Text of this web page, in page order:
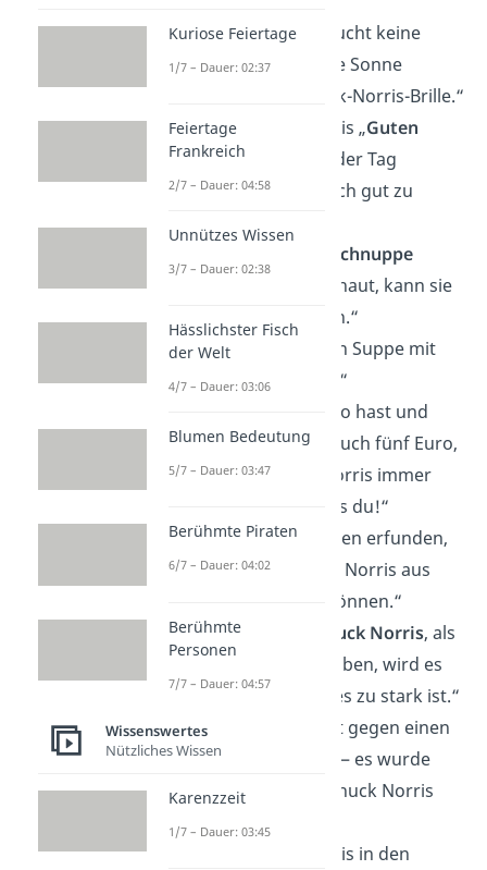
„Chuck Norris braucht keine
Sonnenbrille
— die Sonne
braucht eine Chuck-Norris-Brille.“
„Wenn Chuck Norris „Guten
Morgen
“ sagt, ist der Tag
gezwungen, wirklich gut zu
Sternschnuppe
Chuck Norris anschaut, kann sie
sich was wünschen.“
„Chuck Norris kann Suppe mit
einerGabel
essen.“
„Wenn du fünf Euro hast und
Chuck Norris hat auch fünf Euro,
dann hat Chuck Norris immer
als du!“
„DieStraßenwurden erfunden,
damit Leute Chuck Norris aus
gehen können.“
„Versucht man
Chuck Norris, als
Passwort zu schreiben, wird es
abgelehnt — weil es zu stark ist.“
„Ein
hat gegen einen
Bären gewonnen — es wurde
eine Stunde
von Chuck Norris
trainiert.“
„Wenn Chuck Norris in den
Kuriose Feiertage
1/7 – Dauer: 02:37
Feiertage
Frankreich
2/7 – Dauer: 04:58
Unnützes Wissen
3/7 – Dauer: 02:38
Hässlichster Fisch
der Welt
4/7 – Dauer: 03:06
Blumen Bedeutung
5/7 – Dauer: 03:47
Berühmte Piraten
6/7 – Dauer: 04:02
Berühmte
Personen
7/7 – Dauer: 04:57
Wissenswertes
Nützliches Wissen
Karenzzeit
1/7 – Dauer: 03:45